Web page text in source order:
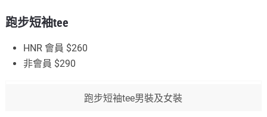
跑步短袖tee
HNR 會員 $260
非會員 $290
跑步短袖tee男裝及女裝